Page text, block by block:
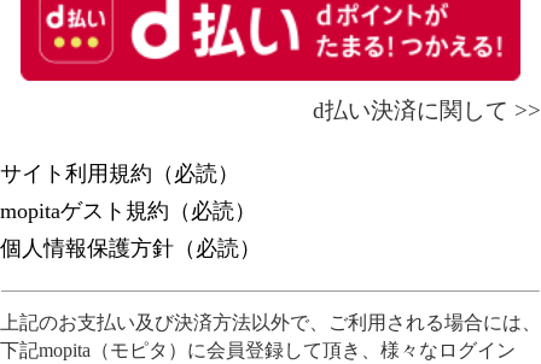
サイト利用規約（必読）
mopitaゲスト規約（必読）
個人情報保護方針（必読）
上記のお支払い及び決済方法以外で、ご利用される場合には、
（Yahoo、Google、Facebookなど）方法で、クレジットカード
決済をご利用頂きます。
神熙玲 真理占星学TOPへ